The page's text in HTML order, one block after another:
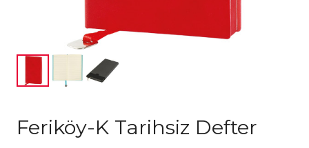
Feriköy-K Tarihsiz Defter